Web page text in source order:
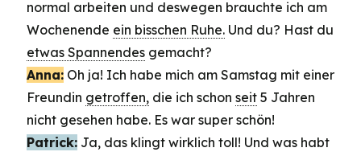
normal arbeiten und deswegen brauchte ich am
Wochenende ein bisschen Ruhe. Und du? Hast du
etwas Spannendes gemacht?
Anna: Oh ja! Ich habe mich am Samstag mit einer
Freundin getroffen, die ich schon seit 5 Jahren
nicht gesehen habe. Es war super schön!
Patrick: Ja, das klingt wirklich toll! Und was habt